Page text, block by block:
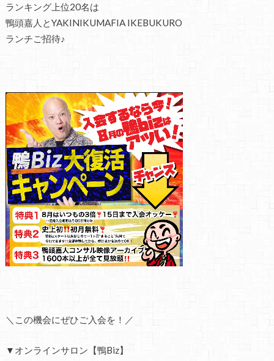
ランキング上位20名は
鴨頭嘉人とYAKINIKUMAFIA IKEBUKURO
ランチご招待♪
＼この機会にぜひご入会を！／
▼オンラインサロン【鴨Biz】